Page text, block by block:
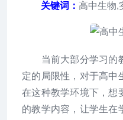
关键词： 高中生物,
当前大部分学习的
定的局限性，对于高中
在这种教学环境下，想
的教学内容，让学生在